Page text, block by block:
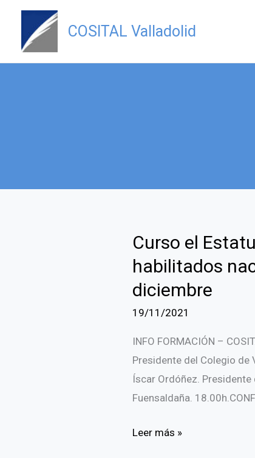
contenido
COSITAL Valladolid
Curso el
habilitados
diciembre
19/11/2021
INFO FORMACIÓN –
Presidente del Colegio de
Íscar Ordóñez.
Fuensaldaña.
Curso
Leer más »